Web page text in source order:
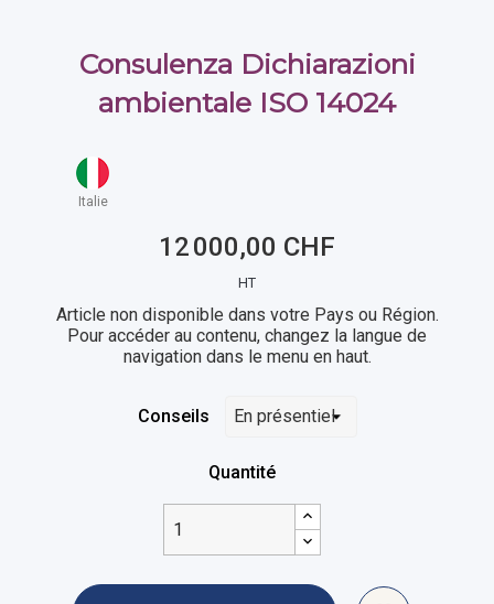
Consulenza Dichiarazioni
ambientale ISO 14024
Italie
12 000,00 CHF
HT
Article non disponible dans votre Pays ou Région.
Pour accéder au contenu, changez la langue de
navigation dans le menu en haut.
Conseils
Quantité